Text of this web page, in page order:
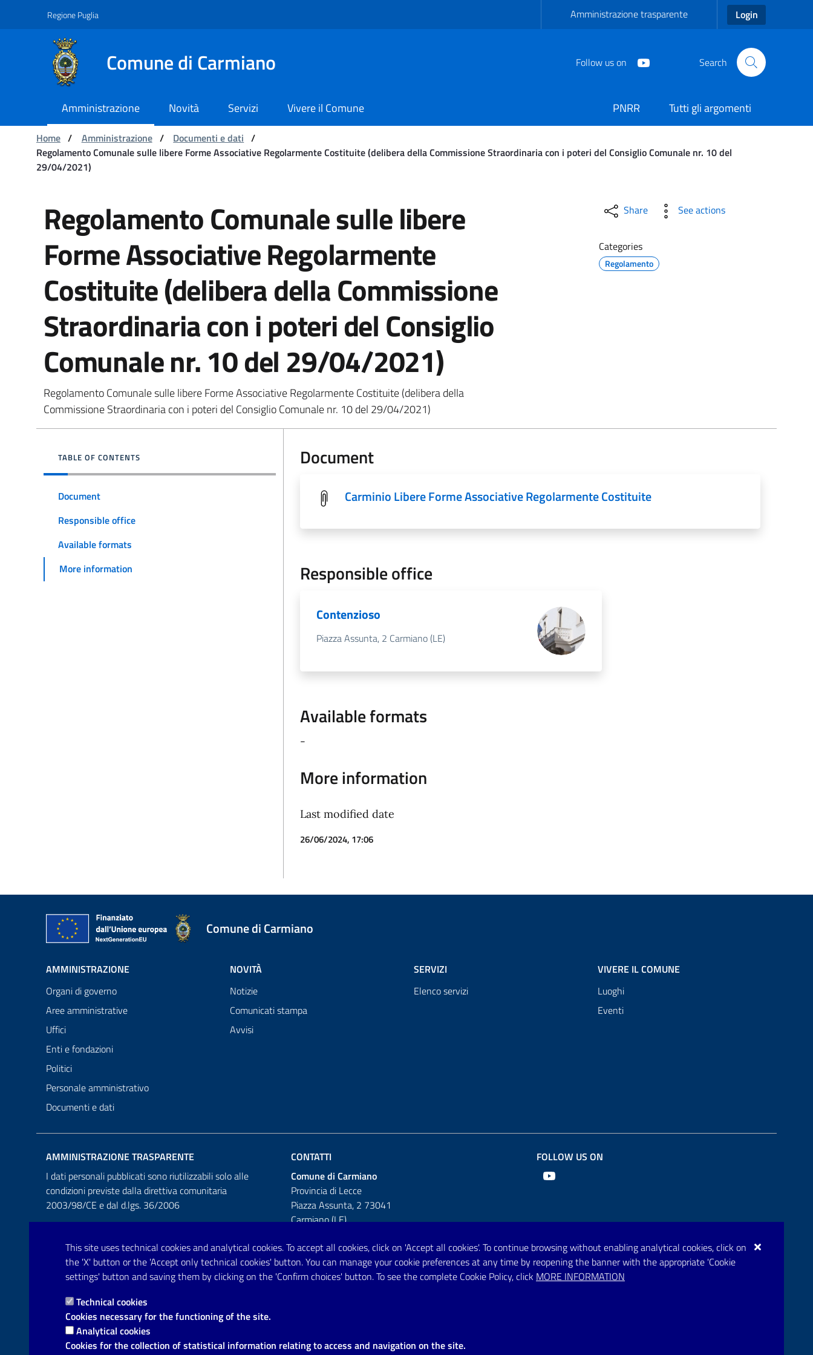
Navigation
Skip to Content
This site uses technical cookies and analytical cookies. To accept all cookies, click on 'Accept all cookies'. To continue browsing without enabling analytical cookies, click on
the 'X' button or the 'Accept only technical cookies' button. You can manage your cookie preferences at any time by reopening the banner with the appropriate 'Cookie
settings' button and saving them by clicking on the 'Confirm choices' button. To see the complete Cookie Policy, click MORE INFORMATION
Technical cookies
Cookies necessary for the functioning of the site.
Analytical cookies
Cookies for the collection of statistical information relating to access and navigation on the site.
Regione Puglia Amministrazione trasparente Login
Comune di Carmiano Follow us on Search
Amministrazione Novità Servizi Vivere il Comune PNRR
Tutti gli argomenti
You are:
Home / Amministrazione / Documenti e dati /
Regolamento Comunale sulle libere Forme Associative Regolarmente Costituite (delibera della Commissione Straordinaria con i poteri del Consiglio Comunale nr. 10 del
29/04/2021)
Regolamento Comunale sulle libere Forme Associative Regolarmente
Regolamento Comunale sulle libere
Forme Associative Regolarmente
Costituite (delibera della Commissione
Straordinaria con i poteri del Consiglio
Comunale nr. 10 del 29/04/2021)
Regolamento Comunale sulle libere Forme Associative Regolarmente Costituite (delibera della
Commissione Straordinaria con i poteri del Consiglio Comunale nr. 10 del 29/04/2021)
Share See actions
Categories
Regolamento
TABLE OF CONTENTS
Document
Responsible office
Available formats
More information
Document
Carminio Libere Forme Associative Regolarmente Costituite
Responsible office
Contenzioso
Piazza Assunta, 2 Carmiano (LE)
Available formats
-
More information
Last modified date
26/06/2024, 17:06
Comune di Carmiano
AMMINISTRAZIONE
Organi di governo
Aree amministrative
Uffici
Enti e fondazioni
Politici
Personale amministrativo
Documenti e dati
NOVITÀ
Notizie
Comunicati stampa
Avvisi
SERVIZI
Elenco servizi
VIVERE IL COMUNE
Luoghi
Eventi
AMMINISTRAZIONE TRASPARENTE
I dati personali pubblicati sono riutilizzabili solo alle
condizioni previste dalla direttiva comunitaria
2003/98/CE e dal d.lgs. 36/2006
CONTATTI
Comune di Carmiano
Provincia di Lecce
Piazza Assunta, 2 73041
Carmiano (LE)
Telefono: 0832 600001
Posta Elettronica Certificata:
FOLLOW US ON